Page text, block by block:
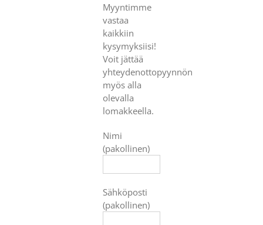
Myyntimme
vastaa
kaikkiin
kysymyksiisi!
Voit jättää
yhteydenottopyynnön
myös alla
olevalla
lomakkeella.
Nimi
(pakollinen)
Sähköposti
(pakollinen)